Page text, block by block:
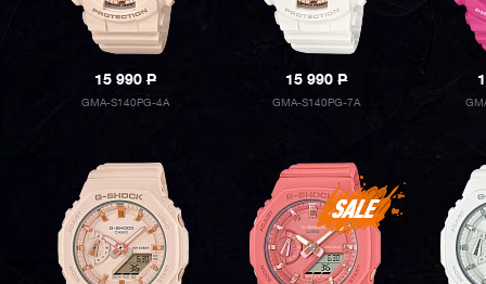
15 990P
GMA-S140PG-4A
15 990P
GMA-S140PG-7A